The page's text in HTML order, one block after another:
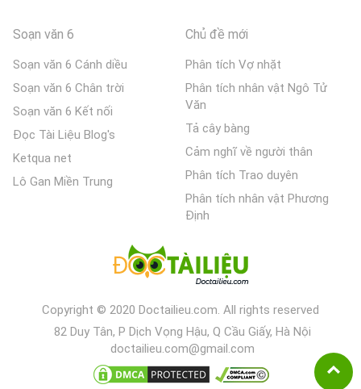
Soạn văn 6
Soạn văn 6 Cánh diều
Soạn văn 6 Chân trời
Soạn văn 6 Kết nối
Đọc Tài Liệu Blog's
Ketqua net
Lô Gan Miền Trung
Chủ đề mới
Phân tích Vợ nhặt
Phân tích nhân vật Ngô Tử
Văn
Tả cây bàng
Cảm nghĩ về người thân
Phân tích Trao duyên
Phân tích nhân vật Phương
Định
Copyright © 2020 Doctailieu.com. All rights reserved
82 Duy Tân, P Dịch Vọng Hậu, Q Cầu Giấy, Hà Nội
doctailieu.com@gmail.com